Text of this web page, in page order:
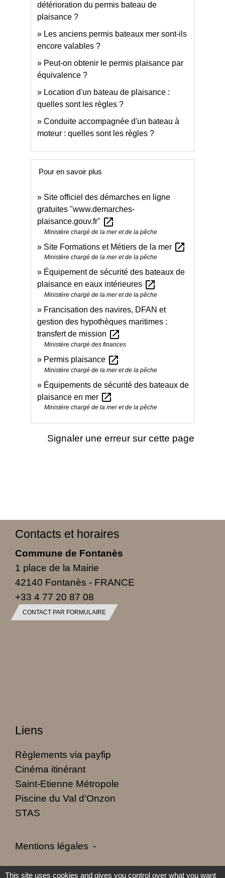
détérioration du permis bateau de
plaisance ?
Les anciens permis bateaux mer sont-ils
encore valables ?
Peut-on obtenir le permis plaisance par
équivalence ?
Location d'un bateau de plaisance :
quelles sont les règles ?
Conduite accompagnée d'un bateau à
moteur : quelles sont les règles ?
Pour en savoir plus
Site officiel des démarches en ligne
gratuites "www.demarches-
plaisance.gouv.fr" open_in_new
Ministère chargé de la mer et de la pêche
Site Formations et Métiers de la mer open_in_new
Ministère chargé de la mer et de la pêche
Équipement de sécurité des bateaux de
plaisance en eaux intérieures open_in_new
Ministère chargé de la mer et de la pêche
Francisation des navires, DFAN et
gestion des hypothèques maritimes :
transfert de mission open_in_new
Ministère chargé des finances
Permis plaisance open_in_new
Ministère chargé de la mer et de la pêche
Équipements de sécurité des bateaux de
plaisance en mer open_in_new
Ministère chargé de la mer et de la pêche
Signaler une erreur sur cette page
Contacts et horaires
Commune de Fontanès
1 place de la Mairie
42140 Fontanès - FRANCE
+33 4 77 20 87 08
CONTACT PAR FORMULAIRE
Liens
Règlements via payfip
Cinéma itinérant
Saint-Etienne Métropole
Piscine du Val d'Onzon
STAS
Mentions légales -
Politique de confidentialité - Accessibilité -
This site uses cookies and gives you control over what you want